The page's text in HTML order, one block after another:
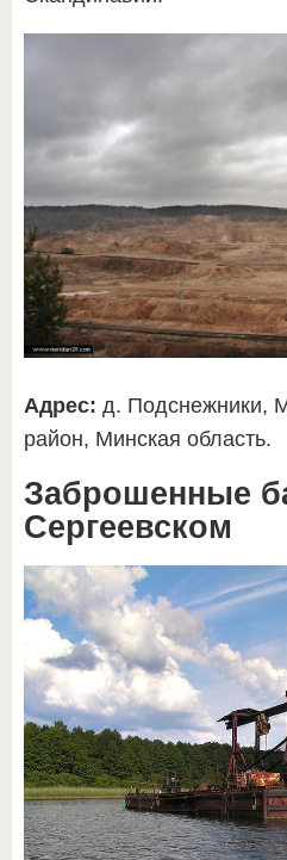
Адрес: д. Подснежники,
район, Минская область.
Заброшенные
Сергеевском